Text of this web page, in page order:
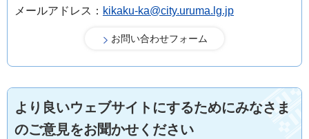
メールアドレス： kikaku-ka@city.uruma.lg.jp
より良いウェブサイトにするためにみなさま
のご意見をお聞かせください